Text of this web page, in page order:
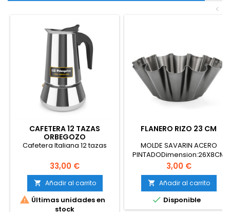
<
CAFETERA 12 TAZAS
ORBEGOZO
Cafetera Italiana 12 tazas
Precio
33,00 €
 Añadir al carrito
 Últimas unidades en
stock
FLANERO RIZO 23 CM
MOLDE SAVARIN ACERO
PINTADODimension:26X8CM
Precio
3,00 €
 Añadir al carrito
 Disponible